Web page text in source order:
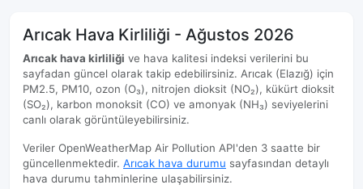
Arıcak Hava Kirliliği - Ağustos 2026
Arıcak hava kirliliği ve hava kalitesi indeksi verilerini bu
sayfadan güncel olarak takip edebilirsiniz. Arıcak (Elazığ) için
PM2.5, PM10, ozon (O₃), nitrojen dioksit (NO₂), kükürt dioksit
(SO₂), karbon monoksit (CO) ve amonyak (NH₃) seviyelerini
canlı olarak görüntüleyebilirsiniz.
Veriler OpenWeatherMap Air Pollution API'den 3 saatte bir
güncellenmektedir. Arıcak hava durumu sayfasından detaylı
hava durumu tahminlerine ulaşabilirsiniz.